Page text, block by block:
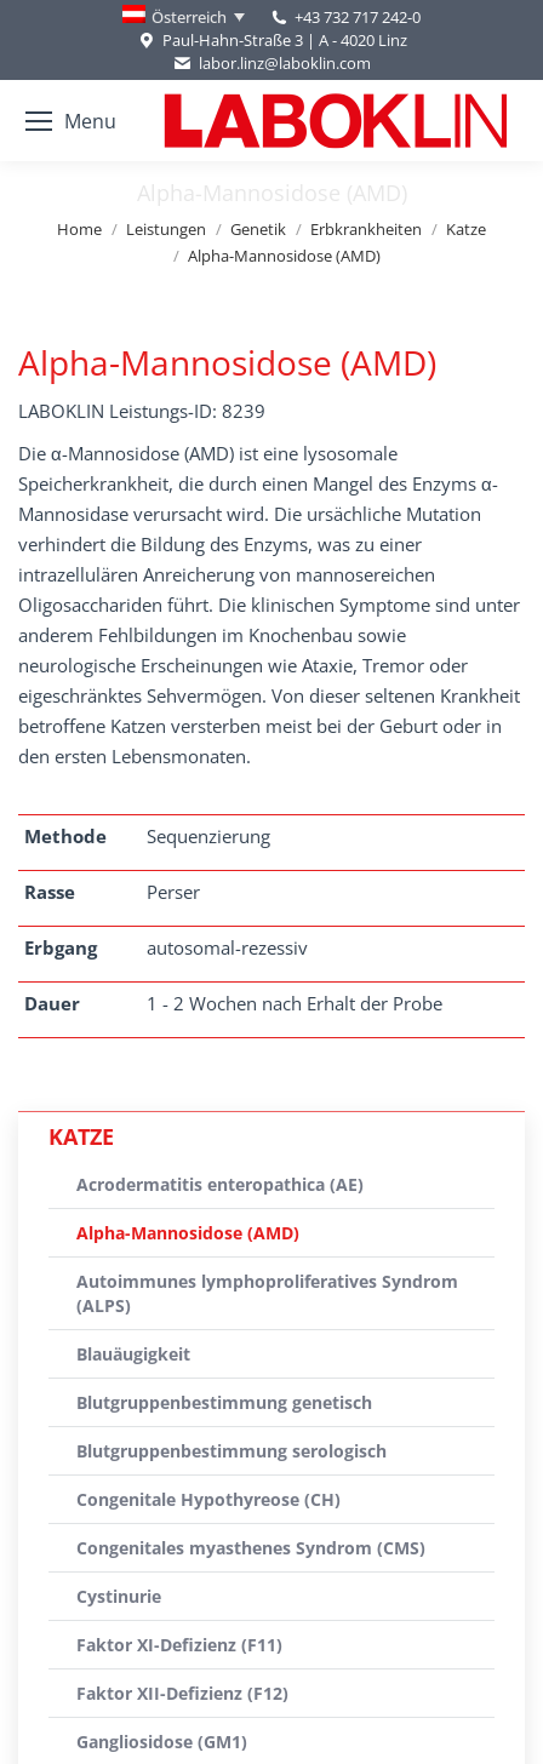
Österreich
+43 732 717 242-0
Paul-Hahn-Straße 3 | A - 4020 Linz
labor.linz@laboklin.com
Menu
Alpha-Mannosidose (AMD)
You are here:
Home Leistungen Genetik Erbkrankheiten
Katze
Alpha-Mannosidose (AMD)
Alpha-Mannosidose (AMD)
LABOKLIN Leistungs-ID: 8239
Die α-Mannosidose (AMD) ist eine lysosomale
Speicherkrankheit, die durch einen Mangel des Enzyms α-
Mannosidase verursacht wird. Die ursächliche Mutation
verhindert die Bildung des Enzyms, was zu einer
intrazellulären Anreicherung von mannosereichen
Oligosacchariden führt. Die klinischen Symptome sind unter
anderem Fehlbildungen im Knochenbau sowie
neurologische Erscheinungen wie Ataxie, Tremor oder
eigeschränktes Sehvermögen. Von dieser seltenen Krankheit
betroffene Katzen versterben meist bei der Geburt oder in
den ersten Lebensmonaten.
Methode Sequenzierung
Rasse Perser
Erbgang autosomal-rezessiv
Dauer 1 - 2 Wochen nach Erhalt der Probe
KATZE
Acrodermatitis enteropathica (AE)
Alpha-Mannosidose (AMD)
Autoimmunes lymphoproliferatives Syndrom
(ALPS)
Blauäugigkeit
Blutgruppenbestimmung genetisch
Blutgruppenbestimmung serologisch
Congenitale Hypothyreose (CH)
Congenitales myasthenes Syndrom (CMS)
Cystinurie
Faktor XI-Defizienz (F11)
Faktor XII-Defizienz (F12)
Gangliosidose (GM1)